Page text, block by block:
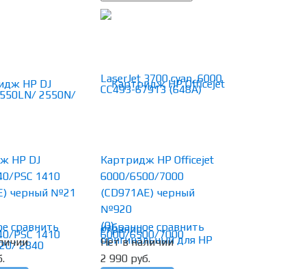
сравнить
HP DJ
PSC 1410
черный №21
избранное сравнить
Картридж HP Officejet
6000/6500/7000
(CD971AE) черный
№920
(0)
Нет в наличии
2 990 руб.